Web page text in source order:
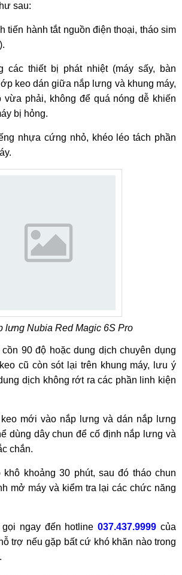
sau:
tiến hành tắt nguồn điện thoại, tháo sim
các thiết bị phát nhiệt (máy sấy, bàn
keo dán giữa nắp lưng và khung máy,
vừa phải, không để quá nóng dễ khiến
bị hỏng.
nhựa cứng nhỏ, khéo léo tách phần
lưng Nubia Red Magic 6S Pro
90 độ hoặc dung dịch chuyên dụng
cũ còn sót lại trên khung máy, lưu ý
dịch không rớt ra các phần linh kiện
mới vào nắp lưng và dán nắp lưng
dùng dây chun để cố định nắp lưng và
chắn.
khô khoảng 30 phút, sau đó tháo chun
mở máy và kiểm tra lại các chức năng
gọi ngay đến hotline037.437.9999 của
trợ nếu gặp bất cứ khó khăn nào trong